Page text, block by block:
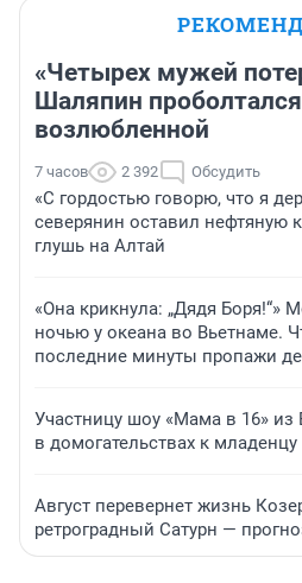
«Четырех мужей
Шаляпин
возлюбленной
7 часов 2 392 Обсудить
«С гордостью говорю, что я
северянин оставил нефтяную
глушь на Алтай
«Она крикнула: „Дядя Боря!“»
ночью у океана во Вьетнаме.
последние минуты пропажи
Участницу шоу «Мама в 16» из
в домогательствах к младенцу
Август перевернет жизнь
ретроградный Сатурн —